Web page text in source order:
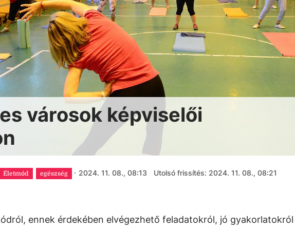
városok képviselői
Életmód egészség · 2024. 11. 08., 08:13 Utolsó frissítés: 2024. 11. 08., 08:21
ennek érdekében elvégezhető feladatokról, jó gyakorlatokról